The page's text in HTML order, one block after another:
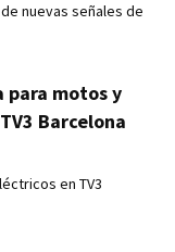
nuevas señales de
para motos y
Barcelona
en TV3